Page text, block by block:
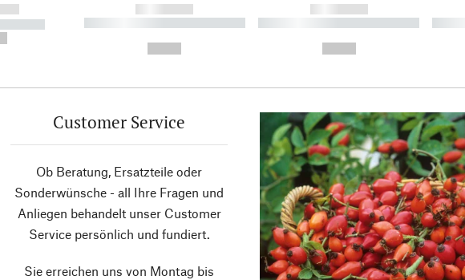
------------
----------- ----------- ----------
------------
----------- ----------- ----------
Customer Service
Ob Beratung, Ersatzteile oder
Sonderwünsche - all Ihre Fragen und
Anliegen behandelt unser Customer
Service persönlich und fundiert.
Sie erreichen uns von Montag bis